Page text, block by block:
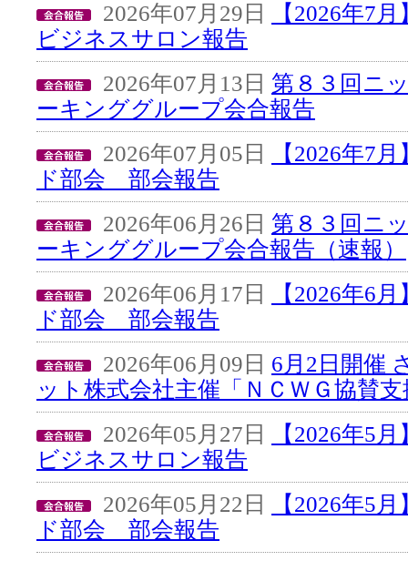
2026年07月29日
【2026年7
ビジネスサロン報告
2026年07月13日 第８３回ニ
ーキンググループ会合報告
2026年07月05日
【2026年7
ド部会 部会報告
2026年06月26日 第８３回ニ
ーキンググループ会合報告（速報）
2026年06月17日
【2026年6
ド部会 部会報告
2026年06月09日 6月2日開催
ット株式会社主催「ＮＣＷＧ協賛
2026年05月27日
【2026年5
ビジネスサロン報告
2026年05月22日
【2026年5
ド部会 部会報告